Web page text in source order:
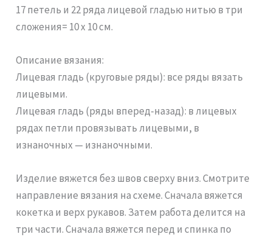
17 петель и 22 ряда лицевой гладью нитью в три
сложения= 10 х 10 см.
Описание вязания:
Лицевая гладь (круговые ряды): все ряды вязать
лицевыми.
Лицевая гладь (ряды вперед-назад): в лицевых
рядах петли провязывать лицевыми, в
изнаночных — изнаночными.
Изделие вяжется без швов сверху вниз. Смотрите
направление вязания на схеме. Сначала вяжется
кокетка и верх рукавов. Затем работа делится на
три части. Сначала вяжется перед и спинка по